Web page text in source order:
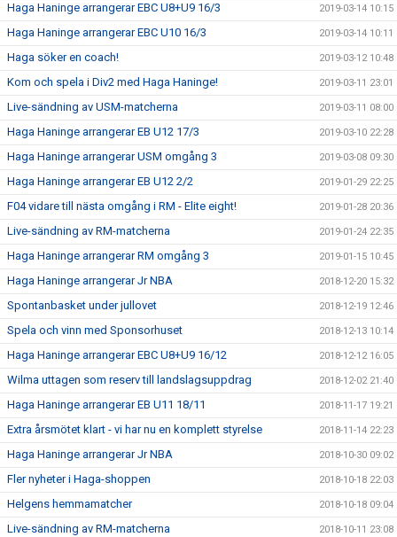
Haga Haninge arrangerar EBC U8+U9 16/3 2019-03-14 10:15
Haga Haninge arrangerar EBC U10 16/3 2019-03-14 10:11
Haga söker en coach! 2019-03-12 10:48
Kom och spela i Div2 med Haga Haninge! 2019-03-11 23:01
Live-sändning av USM-matcherna 2019-03-11 08:00
Haga Haninge arrangerar EB U12 17/3 2019-03-10 22:28
Haga Haninge arrangerar USM omgång 3 2019-03-08 09:30
Haga Haninge arrangerar EB U12 2/2 2019-01-29 22:25
F04 vidare till nästa omgång i RM - Elite eight! 2019-01-28 20:36
Live-sändning av RM-matcherna 2019-01-24 22:35
Haga Haninge arrangerar RM omgång 3 2019-01-15 10:45
Haga Haninge arrangerar Jr NBA 2018-12-20 15:32
Spontanbasket under jullovet 2018-12-19 12:46
Spela och vinn med Sponsorhuset 2018-12-13 10:14
Haga Haninge arrangerar EBC U8+U9 16/12 2018-12-12 16:05
Wilma uttagen som reserv till landslagsuppdrag 2018-12-02 21:40
Haga Haninge arrangerar EB U11 18/11 2018-11-17 19:21
Extra årsmötet klart - vi har nu en komplett styrelse 2018-11-14 22:23
Haga Haninge arrangerar Jr NBA 2018-10-30 09:02
Fler nyheter i Haga-shoppen 2018-10-18 22:03
Helgens hemmamatcher 2018-10-18 09:04
Live-sändning av RM-matcherna 2018-10-11 23:08